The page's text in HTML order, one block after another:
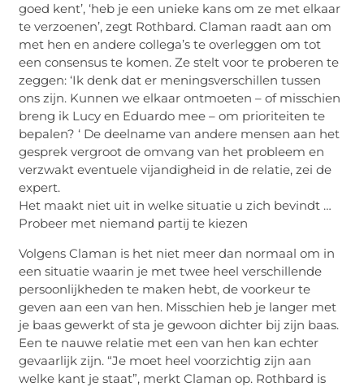
goed kent’, ‘heb je een unieke kans om ze met elkaar
te verzoenen’, zegt Rothbard. Claman raadt aan om
met hen en andere collega’s te overleggen om tot
een consensus te komen. Ze stelt voor te proberen te
zeggen: ‘Ik denk dat er meningsverschillen tussen
ons zijn. Kunnen we elkaar ontmoeten – of misschien
breng ik Lucy en Eduardo mee – om prioriteiten te
bepalen? ‘ De deelname van andere mensen aan het
gesprek vergroot de omvang van het probleem en
verzwakt eventuele vijandigheid in de relatie, zei de
expert.
Het maakt niet uit in welke situatie u zich bevindt …
Probeer met niemand partij te kiezen
Volgens Claman is het niet meer dan normaal om in
een situatie waarin je met twee heel verschillende
persoonlijkheden te maken hebt, de voorkeur te
geven aan een van hen. Misschien heb je langer met
je baas gewerkt of sta je gewoon dichter bij zijn baas.
Een te nauwe relatie met een van hen kan echter
gevaarlijk zijn. “Je moet heel voorzichtig zijn aan
welke kant je staat”, merkt Claman op. Rothbard is